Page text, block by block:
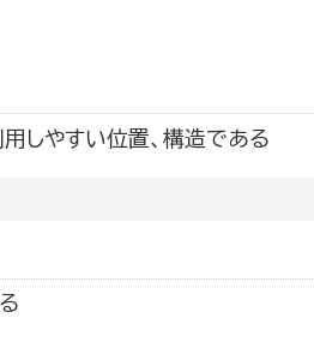
しやすい位置、構造である